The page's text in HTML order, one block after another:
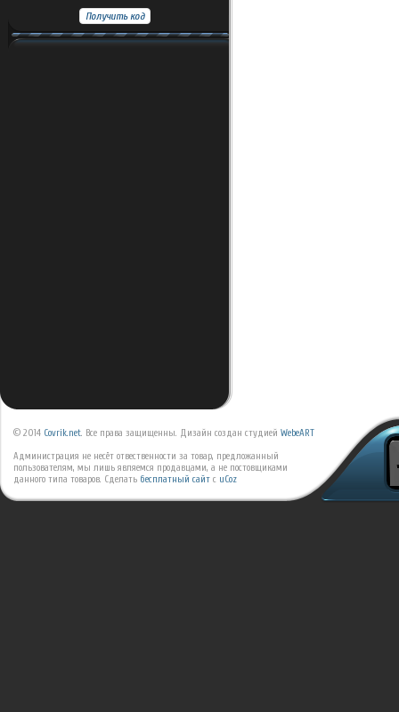
© 2014 Covrik.net. Все права защищенны. Дизайн создан студией WebeART
Администрация не несёт отвественности за товар, предложанный
пользователям, мы лишь являемся продавцами, а не постовщиками
данного типа товаров. Сделать бесплатный сайт с uCoz